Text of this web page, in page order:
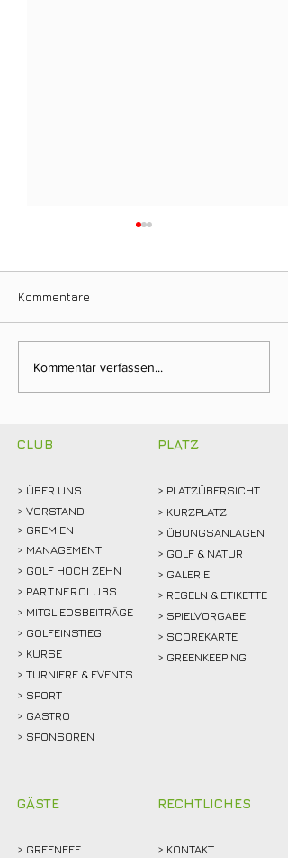
Ein Tag für die
Clubgeschichte: Justin
Kommentare
Kommentar verfassen...
CLUB
> ÜBER UNS
> VORSTAND
> GREMIEN
> MANAGEMENT
> GOLF HOCH ZEHN
> PARTNERCLUBS
> MITGLIEDSBEITRÄGE
> GOLFEINSTIEG
> KURSE
> TURNIERE & EVENTS
> SPORT
> GASTRO
> SPONSOREN
GÄSTE
> GREENFEE
PLATZ
> PLATZÜBERSICHT
> KURZPLATZ
> ÜBUNGSANLAGEN
> GOLF & NATUR
> GALERIE
> REGELN & ETIKETTE
> SPIELVORGABE
> SCOREKARTE
> GREENKEEPING
RECHTLICHES
> KONTAKT